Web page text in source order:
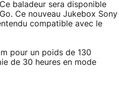
baladeur sera disponible
Ce nouveau Jukebox Sony
compatible avec le
pour un poids de 130
de 30 heures en mode